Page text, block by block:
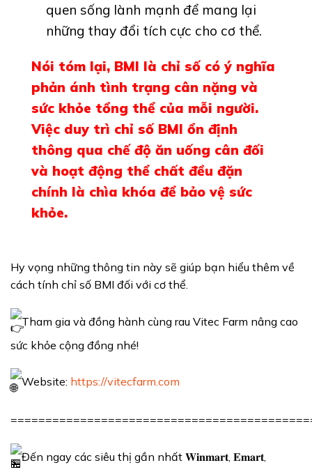
quen sống lành mạnh để mang lại
những thay đổi tích cực cho cơ thể.
Nói tóm lại, BMI là chỉ số có ý nghĩa
phản ánh tình trạng cân nặng và
sức khỏe tổng thể của mỗi người.
Việc duy trì chỉ số BMI ổn định
thông qua chế độ ăn uống cân đối
và hoạt động thể chất đều đặn
chính là chìa khóa để bảo vệ sức
khỏe.
Hy vọng những thông tin này sẽ giúp bạn hiểu thêm về
cách tính chỉ số BMI đối với cơ thể.
Tham gia và đồng hành cùng rau Vitec Farm nâng cao
sức khỏe cộng đồng nhé!
Website: https://vitecfarm.com
Đến ngay các siêu thị gần nhất 𝐖𝐢𝐧𝐦𝐚𝐫𝐭, 𝐄𝐦𝐚𝐫𝐭,